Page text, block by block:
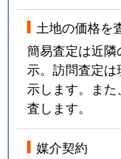
土地の価格を
簡易査定は近
示。訪問査定
示します。ま
査します。
媒介契約